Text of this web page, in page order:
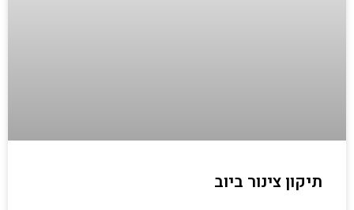
תיקון צינור ביוב